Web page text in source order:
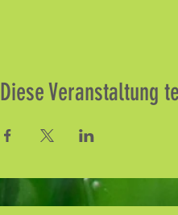
Diese Veranstaltung